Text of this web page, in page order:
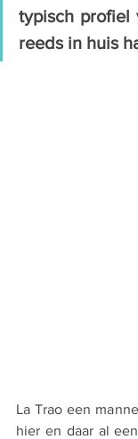
typisch profiel
reeds in huis
La Trao een
hier en daar al